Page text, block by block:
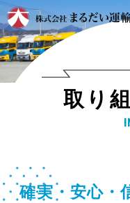
取 り 組
確実・安心・